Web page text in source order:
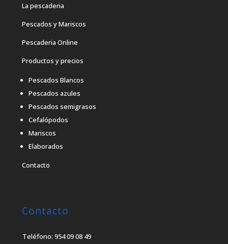
La pescaderia
Pescados y Mariscos
Pescaderia Online
Productos y precios
Pescados Blancos
Pescados azules
Pescados semigrasos
Cefalópodos
Mariscos
Elaborados
Contacto
Contacto
Teléfono: 954 09 08 49